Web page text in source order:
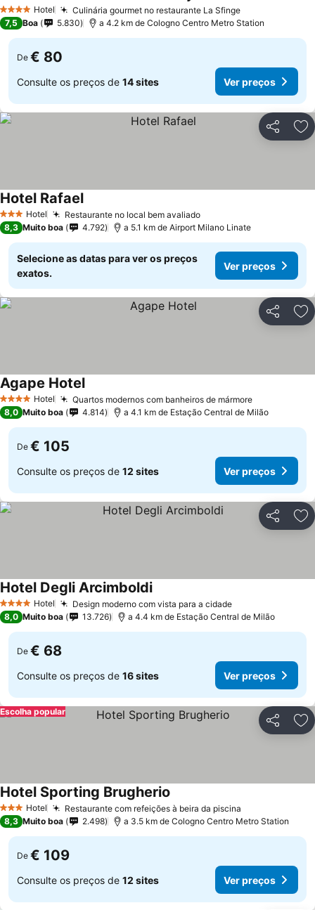
4 EstrelasHotel Culinária gourmet no restaurante La SfingeVer preços
7,5 Boa 5.830 a 4.2 km de Cologno Centro Metro Station
De € 80
Consulte os preços de 14 sites Ver preços
Partilhar
3 EstrelasHotel Restaurante no local bem avaliadoVer preços
Hotel RafaelVer preços
8,3 Muito boa 4.792 a 5.1 km de Airport Milano Linate
Selecione as datas para ver os preços
exatos.
Ver preços
Partilhar
4 EstrelasHotel Quartos modernos com banheiros de mármoreVer preços
Agape HotelVer preços
8,0 Muito boa 4.814 a 4.1 km de Estação Central de Milão
De € 105
Consulte os preços de 12 sites Ver preços
Partilhar
4 EstrelasHotel Design moderno com vista para a cidadeVer preços
Hotel Degli ArcimboldiVer preços
8,0 Muito boa 13.726 a 4.4 km de Estação Central de Milão
De € 68
Consulte os preços de 16 sites Ver preços
Partilhar
Escolha popular
3 EstrelasHotel Restaurante com refeições à beira da piscina
Hotel Sporting Brugherio
8,3 Muito boa 2.498 a 3.5 km de Cologno Centro Metro Station
De € 109
Consulte os preços de 12 sites Ver preços